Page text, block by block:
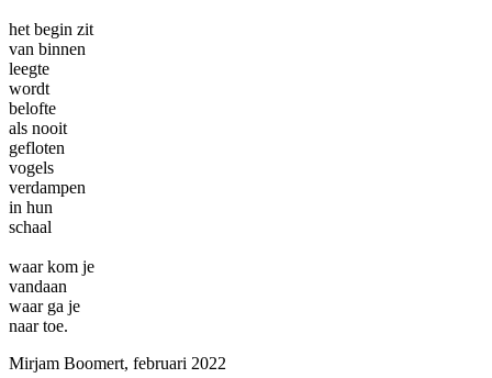
het begin zit
van binnen
leegte
wordt
belofte
als nooit
gefloten
vogels
verdampen
in hun
schaal
waar kom je
vandaan
waar ga je
naar toe.
Mirjam Boomert, februari 2022